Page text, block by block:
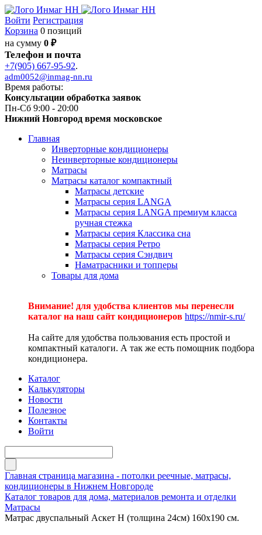
Войти Регистрация
Корзина 0 позиций
на сумму 0 ₽
Телефон и почта
+7(905) 667-95-92.
adm0052@inmag-nn.ru
Время работы:
Консультации обработка заявок
Пн-Сб 9:00 - 20:00
Нижний Новгород время московское
Главная
Инверторные кондиционеры
Неинверторные кондиционеры
Матрасы
Матрасы каталог компактный
Матрасы детские
Матрасы серия LANGA
Матрасы серия LANGA премиум класса
ручная стежка
Матрасы серия Классика сна
Матрасы серия Ретро
Матрасы серия Сэндвич
Наматрасники и топперы
Товары для дома
Внимание! для удобства клиентов мы перенесли
каталог на наш сайт кондиционеров https://nmir-s.ru/
На сайте для удобства пользования есть простой и
компактный каталоги. А так же есть помощник подбора
кондиционера.
Каталог
Калькуляторы
Новости
Полезное
Контакты
Войти
Главная страница магазина - потолки реечные, матрасы,
кондиционеры в Нижнем Новгороде
Каталог товаров для дома, материалов ремонта и отделки
Матрасы
Матрас двуспальный Аскет Н (толщина 24см) 160х190 см.